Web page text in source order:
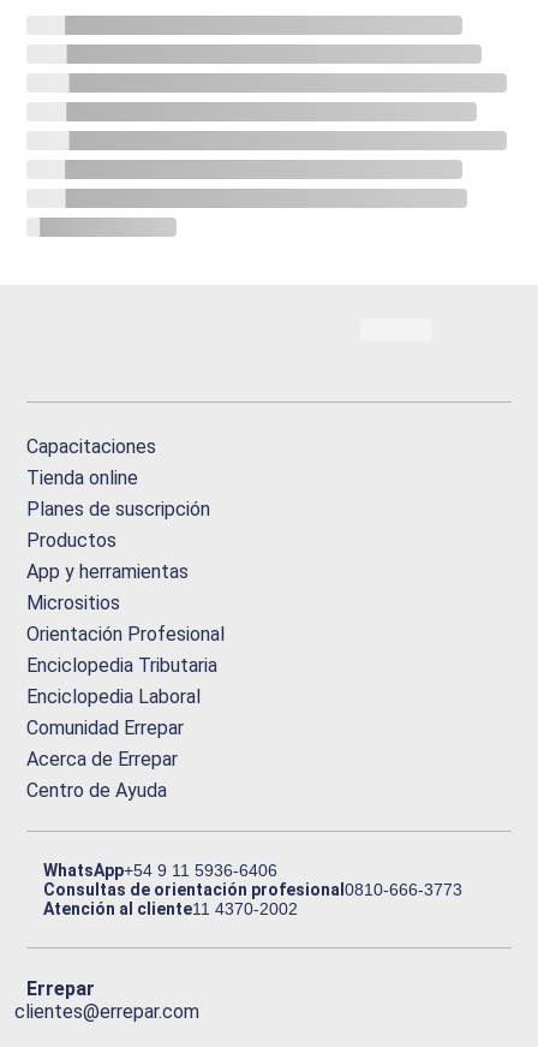
Capacitaciones
Tienda online
Planes de suscripción
Productos
App y herramientas
Micrositios
Orientación Profesional
Enciclopedia Tributaria
Enciclopedia Laboral
Comunidad Errepar
Acerca de Errepar
Centro de Ayuda
WhatsApp+54 9 11 5936-6406
Consultas de orientación profesional0810-666-3773
Atención al cliente11 4370-2002
Errepar
clientes@errepar.com